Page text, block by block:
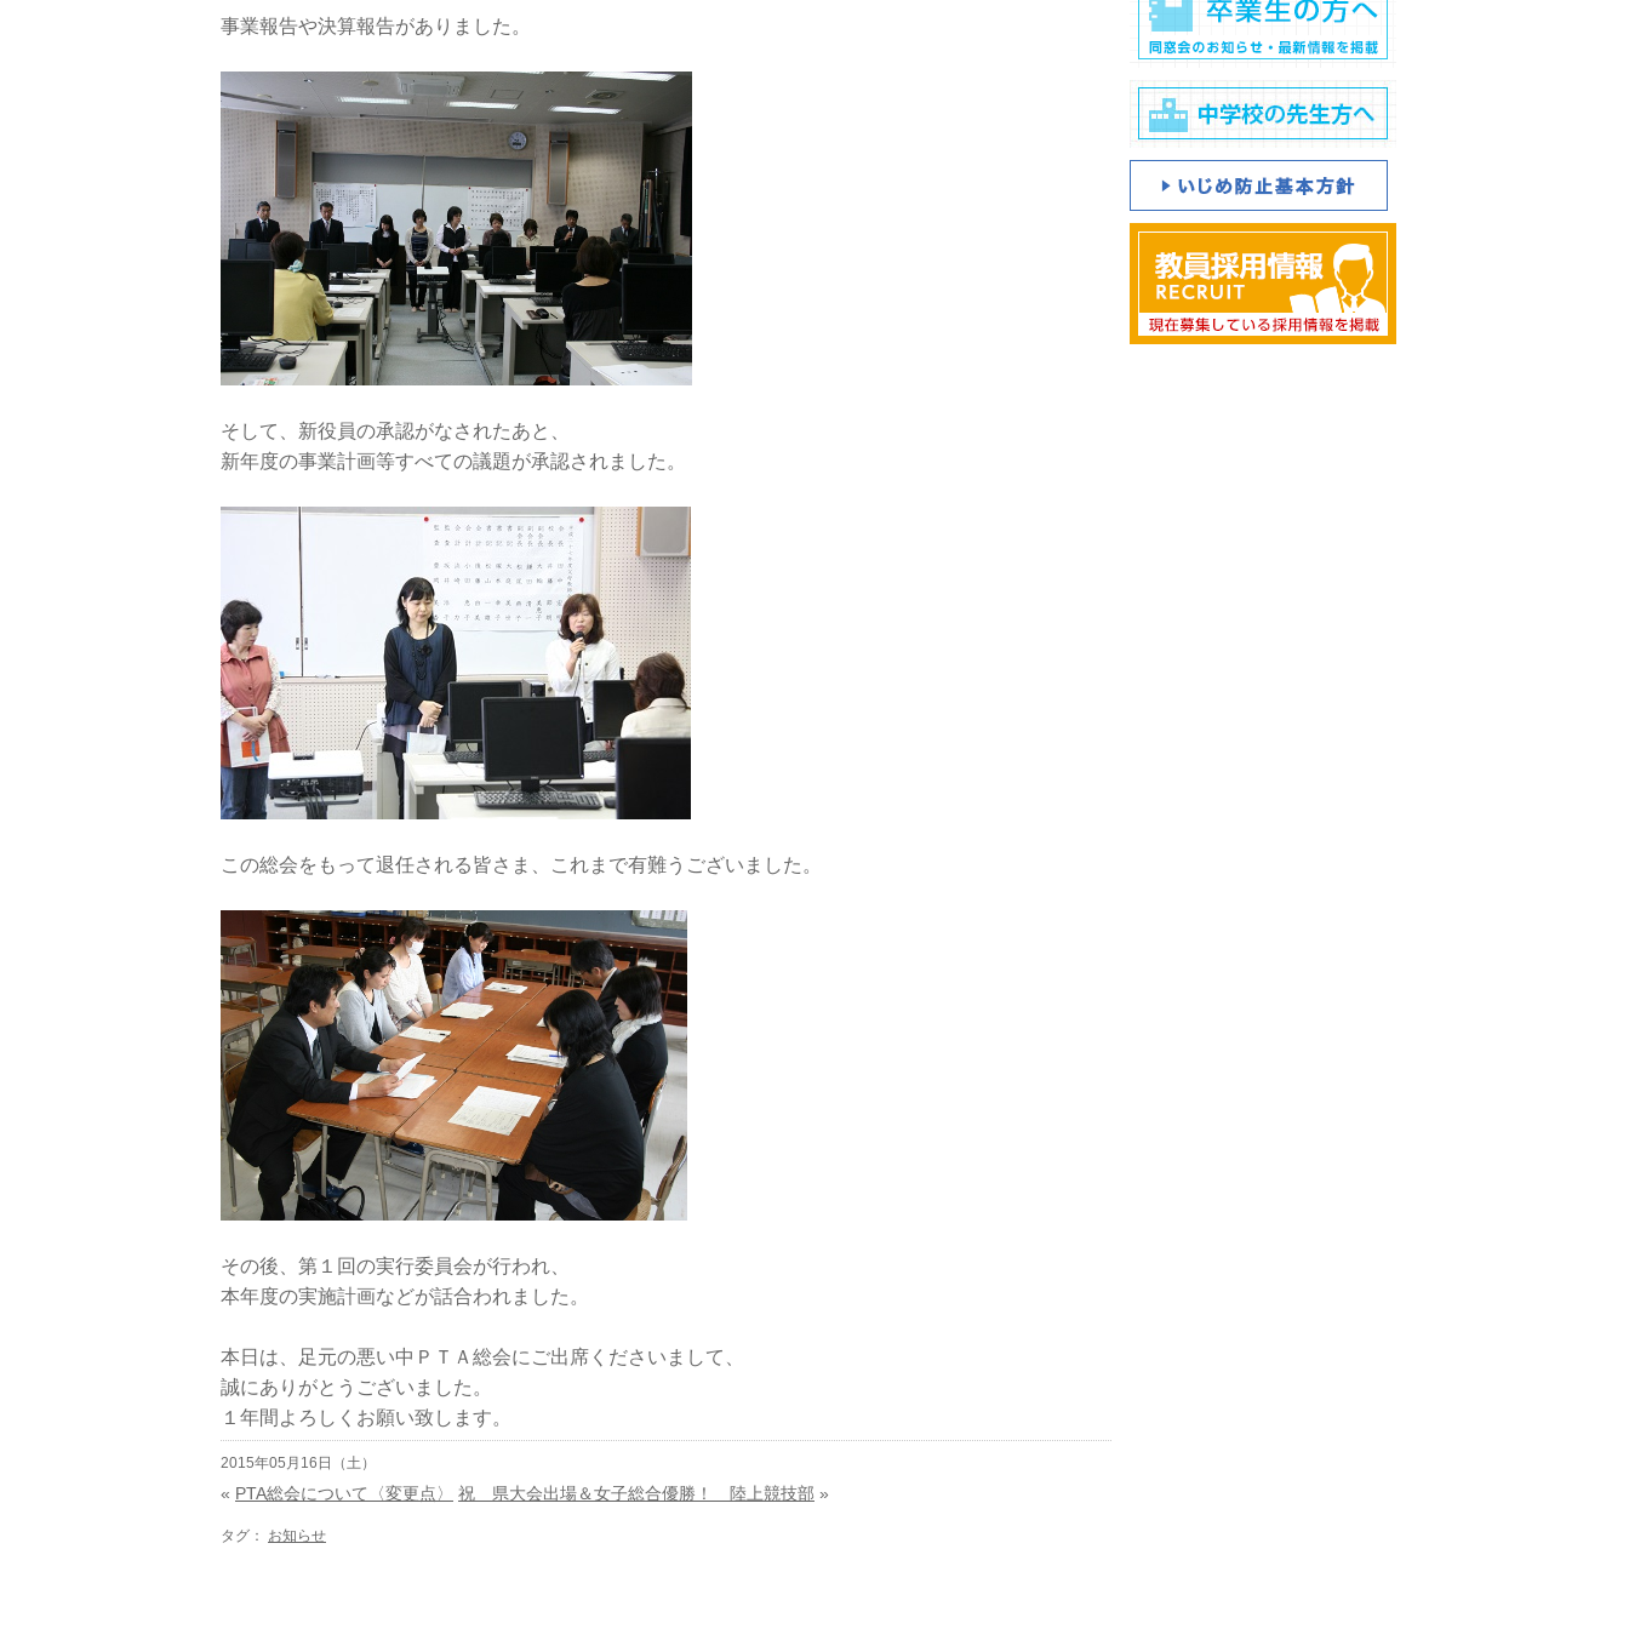
事業報告や決算報告がありました。
そして、新役員の承認がなされたあと、
新年度の事業計画等すべての議題が承認されました。
この総会をもって退任される皆さま、これまで有難うございました。
その後、第１回の実行委員会が行われ、
本年度の実施計画などが話合われました。
本日は、足元の悪い中ＰＴＡ総会にご出席くださいまして、
誠にありがとうございました。
１年間よろしくお願い致します。
2015年05月16日（土）
« PTA総会について〈変更点〉 祝 県大会出場＆女子総合優勝！ 陸上競技部 »
タグ： お知らせ